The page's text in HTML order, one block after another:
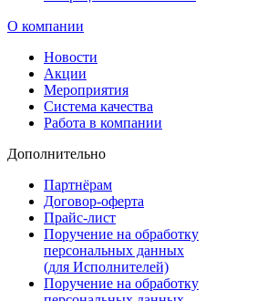
О компании
Новости
Акции
Мероприятия
Система качества
Работа в компании
Дополнительно
Партнёрам
Договор-оферта
Прайс-лист
Поручение на обработку
персональных данных
(для Исполнителей)
Поручение на обработку